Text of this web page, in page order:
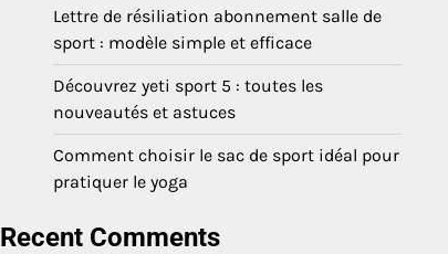
Lettre de résiliation abonnement salle de
sport : modèle simple et efficace
Découvrez yeti sport 5 : toutes les
nouveautés et astuces
Comment choisir le sac de sport idéal pour
pratiquer le yoga
Recent Comments